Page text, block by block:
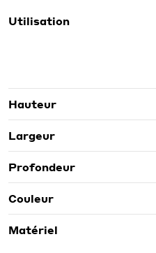
Utilisation
Hauteur
Largeur
Profondeur
Couleur
Matériel